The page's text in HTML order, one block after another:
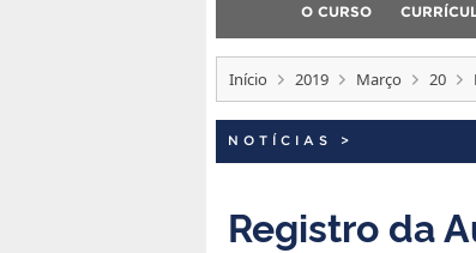
O CURSO
Início 2019 Março 20
NOTÍCIAS >
Registro da